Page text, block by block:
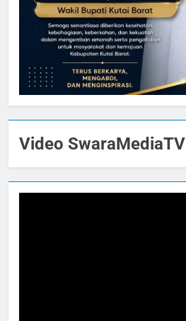
Video SwaraMediaTV